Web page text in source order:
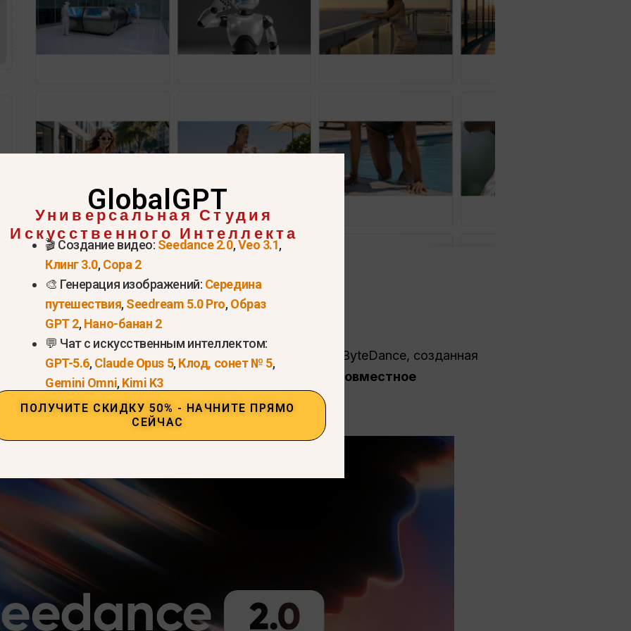
Попробуйте Seedance 2 прямо сейчас >
2.0?
нового поколения с искусственным интеллектом от ByteDance, созданная
движение сильный оперативный контроль
совместное
возможности
GlobalGPT
Универсальная Студия
Искусственного Интеллекта
🎬 Создание видео: Seedance 2.0,Veo 3.1,
Клинг 3.0,Сора 2
🎨 Генерация изображений: Середина
путешествия,Seedream 5.0 Pro,Образ
GPT 2,Нано-банан 2
💬 Чат с искусственным интеллектом:
GPT-5.6,Claude Opus 5,Клод, сонет № 5,
Gemini Omni,Kimi K3
ПОЛУЧИТЕ СКИДКУ 50% - НАЧНИТЕ ПРЯМО
СЕЙЧАС